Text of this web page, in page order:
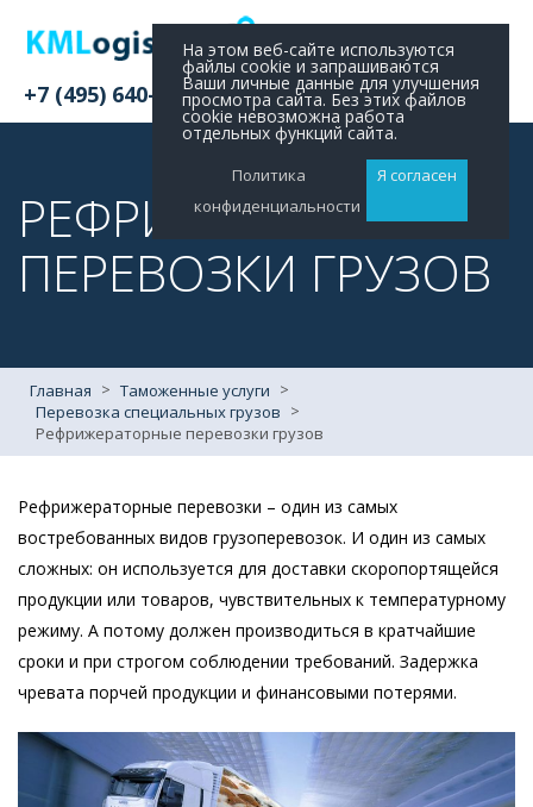
+7 (495) 640-11-48
РЕФРИЖЕРАТОРНЫЕ
ПЕРЕВОЗКИ ГРУЗОВ
Главная > Таможенные услуги >
Перевозка специальных грузов >
Рефрижераторные перевозки грузов
Рефрижераторные перевозки – один из самых
востребованных видов грузоперевозок. И один из самых
сложных: он используется для доставки скоропортящейся
продукции или товаров, чувствительных к температурному
режиму. А потому должен производиться в кратчайшие
сроки и при строгом соблюдении требований. Задержка
чревата порчей продукции и финансовыми потерями.
На этом веб-сайте используются
файлы cookie и запрашиваются
Ваши личные данные для улучшения
просмотра сайта. Без этих файлов
cookie невозможна работа
отдельных функций сайта.
Политика
конфиденциальности
Я согласен